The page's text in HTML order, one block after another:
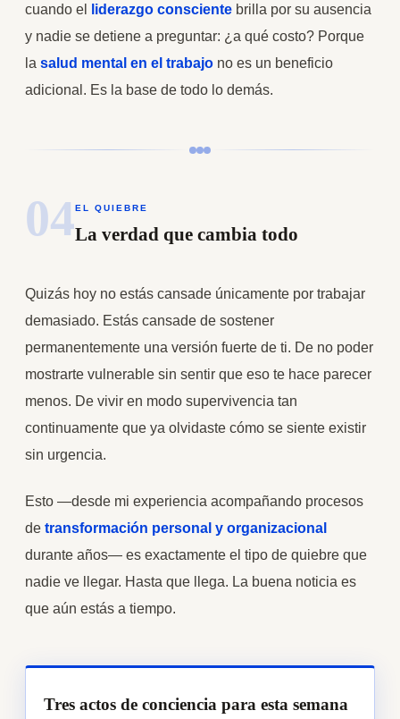
cuando el
liderazgo consciente brilla por su ausencia
y nadie se detiene a preguntar: ¿a qué costo? Porque
la salud mental en el trabajo no es un beneficio
adicional. Es la base de todo lo demás.
04EL QUIEBRE
La verdad que cambia todo
Quizás hoy no estás cansade únicamente por trabajar
demasiado. Estás cansade de sostener
permanentemente una versión fuerte de ti. De no poder
mostrarte vulnerable sin sentir que eso te hace parecer
menos. De vivir en modo supervivencia tan
continuamente que ya olvidaste cómo se siente existir
sin urgencia.
Esto —desde mi experiencia acompañando procesos
de transformación personal y organizacional
durante años— es exactamente el tipo de quiebre que
nadie ve llegar. Hasta que llega. La buena noticia es
que aún estás a tiempo.
Tres actos de conciencia para esta semana